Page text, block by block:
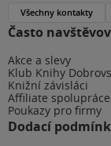
Často
Akce a slevy
Klub Knihy
Knižní závisláci
Affiliate spolupráce
Poukazy pro firmy
Dodací
Všechny kontakty